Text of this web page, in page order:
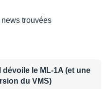
news trouvées
le ML‑1A (et une
du VMS)